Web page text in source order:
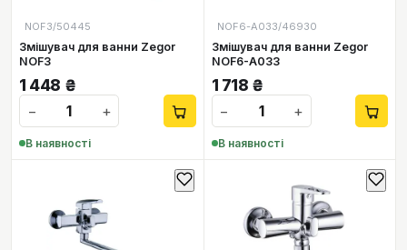
NOF3/50445
Змішувач для ванни Zegor
NOF3
1 448 ₴
−
+
В наявності
NOF6-A033/46930
Змішувач для ванни Zegor
NOF6-A033
1 718 ₴
−
+
В наявності